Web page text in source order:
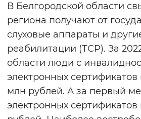
Цвет
Монохромный
Синий
Включены
В Белгородской области
региона получают от
слуховые аппараты и
реабилитации (ТСР). За
области люди с
электронных
млн рублей. А за первый
электронных